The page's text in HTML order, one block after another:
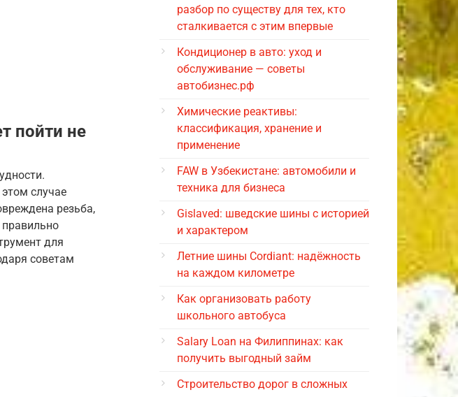
пойти не
случае
резьба,
для
советам
разбор по существу для тех, кто
сталкивается с этим впервые
Кондиционер в авто: уход и
обслуживание — советы
автобизнес.рф
Химические реактивы:
классификация, хранение и
применение
FAW в Узбекистане: автомобили и
техника для бизнеса
Gislaved: шведские шины с историей
и характером
Летние шины Cordiant: надёжность
на каждом километре
Как организовать работу
школьного автобуса
Salary Loan на Филиппинах: как
получить выгодный займ
Строительство дорог в сложных